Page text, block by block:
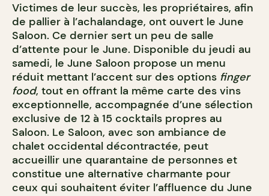
Victimes de leur succès, les propriétaires, afin
de pallier à l’achalandage, ont ouvert le June
Saloon. Ce dernier sert un peu de salle
d’attente pour le June. Disponible du jeudi au
samedi, le June Saloon propose un menu
réduit mettant l’accent sur des options finger
food, tout en offrant la même carte des vins
exceptionnelle, accompagnée d’une sélection
exclusive de 12 à 15 cocktails propres au
Saloon. Le Saloon, avec son ambiance de
chalet occidental décontractée, peut
accueillir une quarantaine de personnes et
constitue une alternative charmante pour
ceux qui souhaitent éviter l’affluence du June